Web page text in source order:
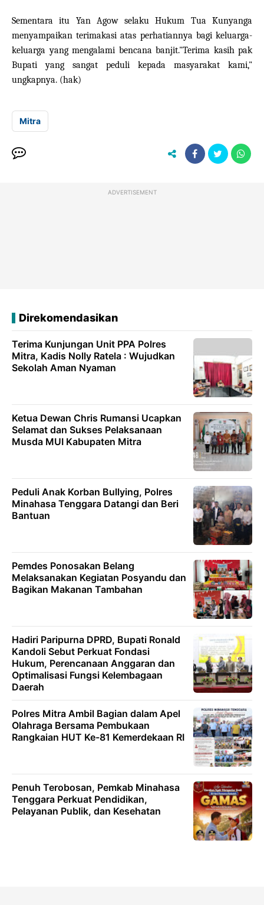
Sementara itu Yan Agow selaku Hukum Tua Kunyanga
menyampaikan terimakasi atas perhatiannya bagi keluarga-
keluarga yang mengalami bencana banjit."Terima kasih pak
Bupati yang sangat peduli kepada masyarakat kami,"
ungkapnya. (hak)
Mitra
ADVERTISEMENT
Direkomendasikan
Terima Kunjungan Unit PPA Polres
Mitra, Kadis Nolly Ratela : Wujudkan
Sekolah Aman Nyaman
Ketua Dewan Chris Rumansi Ucapkan
Selamat dan Sukses Pelaksanaan
Musda MUI Kabupaten Mitra
‎Peduli Anak Korban Bullying, Polres
Minahasa Tenggara Datangi dan Beri
Bantuan
Pemdes Ponosakan Belang
Melaksanakan Kegiatan Posyandu dan
Bagikan Makanan Tambahan
Hadiri Paripurna DPRD, Bupati Ronald
Kandoli Sebut Perkuat Fondasi
Hukum, Perencanaan Anggaran dan
Optimalisasi Fungsi Kelembagaan
Daerah
Polres Mitra Ambil Bagian dalam Apel
Olahraga Bersama Pembukaan
Rangkaian HUT Ke-81 Kemerdekaan RI
Penuh Terobosan, Pemkab Minahasa
Tenggara Perkuat Pendidikan,
Pelayanan Publik, dan Kesehatan